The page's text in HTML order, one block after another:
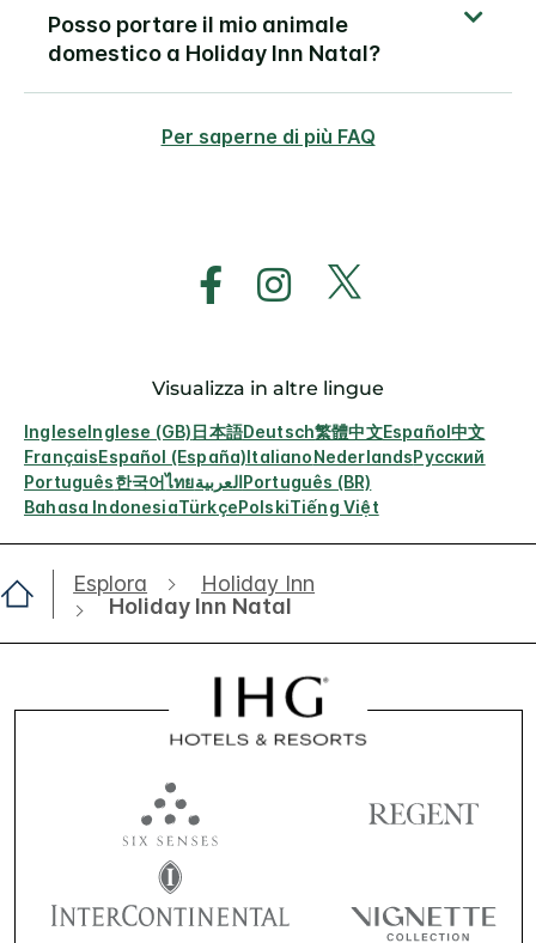
Posso portare il mio animale
domestico a Holiday Inn Natal?
Per saperne di più FAQ
Visualizza in altre lingue
Inglese Inglese (GB) 日本語Deutsch繁體中文Español中文
FrançaisEspañol (España) Italiano NederlandsРусский
Português한국어ไทยالعربية Português (BR)
Bahasa IndonesiaTürkçePolskiTiếng Việt
Esplora
Holiday Inn
Holiday Inn Natal